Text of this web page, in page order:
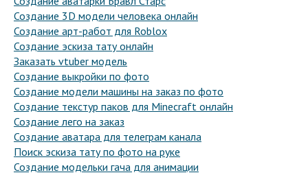
Создание 3D модели человека онлайн
Создание арт-работ для Roblox
Создание эскиза тату онлайн
Заказать vtuber модель
Создание выкройки по фото
Создание модели машины на заказ по фото
Создание текстур паков для Minecraft онлайн
Создание лего на заказ
Создание аватара для телеграм канала
Поиск эскиза тату по фото на руке
Создание модельки гача для анимации